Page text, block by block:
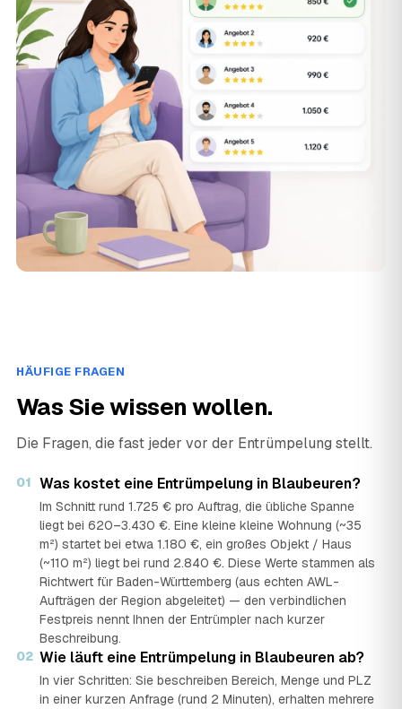
HÄUFIGE FRAGEN
Was Sie wissen wollen.
Die Fragen, die fast jeder vor der Entrümpelung stellt.
01 Was kostet eine Entrümpelung in Blaubeuren?
Im Schnitt rund 1.725 € pro Auftrag, die übliche Spanne
liegt bei 620–3.430 €. Eine kleine kleine Wohnung (~35
m²) startet bei etwa 1.180 €, ein großes Objekt / Haus
(~110 m²) liegt bei rund 2.840 €. Diese Werte stammen als
Richtwert für Baden-Württemberg (aus echten AWL-
Aufträgen der Region abgeleitet) — den verbindlichen
Festpreis nennt Ihnen der Entrümpler nach kurzer
Beschreibung.
02 Wie läuft eine Entrümpelung in Blaubeuren ab?
In vier Schritten: Sie beschreiben Bereich, Menge und PLZ
in einer kurzen Anfrage (rund 2 Minuten), erhalten mehrere